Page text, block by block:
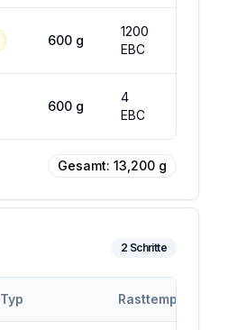
600 g
1200
EBC
600 g
4
EBC
Gesamt: 13,200 g
2 Schritte
Typ Rasttemp.